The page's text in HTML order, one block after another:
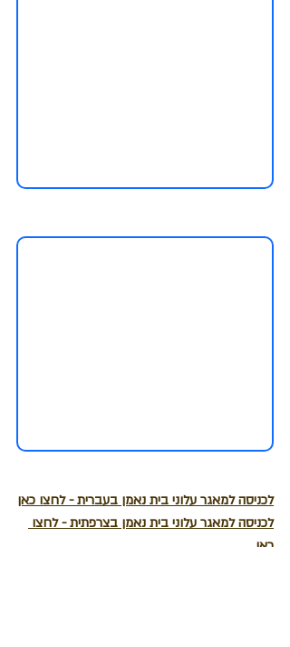
לכניסה למאגר עלוני בית נאמן בעברית - לחצו כאן
לכניסה למאגר עלוני בית נאמן בצרפתית - לחצו
כאן